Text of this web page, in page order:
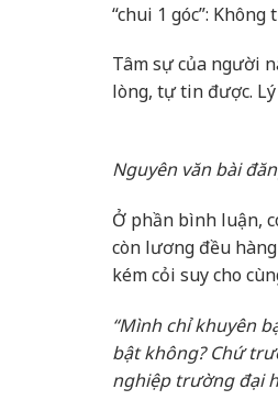
“chui 1 góc”:
Tâm sự của người
lòng, tự tin được.
Nguyên văn bài
Ở phần bình luận,
còn lương đều
kém cỏi suy cho
“Mình chỉ khuyên
bật không? Chứ
nghiệp trường đại